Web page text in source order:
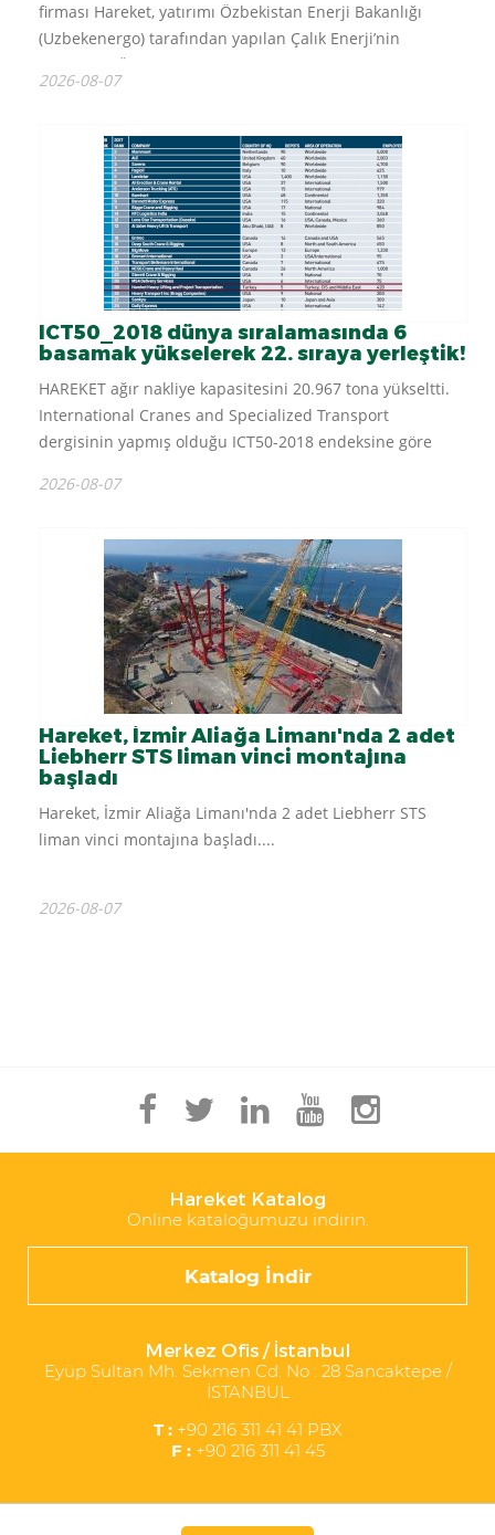
firması Hareket, yatırımı Özbekistan Enerji Bakanlığı
(Uzbekenergo) tarafından yapılan Çalık Enerji’nin
üstlendiği Özbekistan’ın en önemli projelerinden
Turakurgan Kombine Çevrim Elektrik Santrali projesindeki
2026-08-07
ICT50_2018 dünya sıralamasında 6
basamak yükselerek 22. sıraya yerleştik!
HAREKET ağır nakliye kapasitesini 20.967 tona yükseltti.
International Cranes and Specialized Transport
dergisinin yapmış olduğu ICT50-2018 endeksine göre
2026-08-07
Hareket, İzmir Aliağa Limanı'nda 2 adet
Liebherr STS liman vinci montajına
başladı
Hareket, İzmir Aliağa Limanı'nda 2 adet Liebherr STS
liman vinci montajına başladı....
2026-08-07
Hareket Katalog
Online kataloğumuzu indirin.
Katalog İndir
Merkez Ofis / İstanbul
Eyüp Sultan Mh. Sekmen Cd. No : 28 Sancaktepe /
İSTANBUL
T :+90 216 311 41 41 PBX
F :+90 216 311 41 45